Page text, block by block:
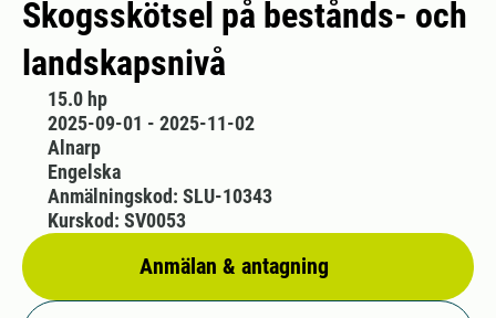
Skogsskötsel på bestånds- och
landskapsnivå
15.0 hp
2025-09-01 - 2025-11-02
Alnarp
Engelska
Anmälan & antagning
Anmälningskod: SLU-10343
Kurskod: SV0053